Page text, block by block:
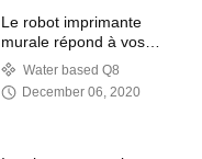
Le robot imprimante
murale répond à vos
attentes en matière de
décoration intérieure et
extérieure
Water based Q8
December 06, 2020